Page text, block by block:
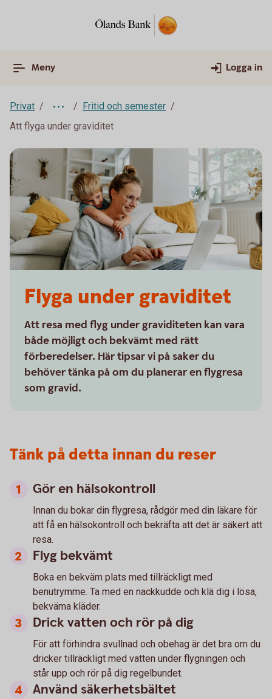
Meny Logga in
Privat
Fritid och semester
Att flyga under graviditet
Flyga under graviditet
Att resa med flyg under graviditeten kan vara
både möjligt och bekvämt med rätt
förberedelser. Här tipsar vi på saker du
behöver tänka på om du planerar en flygresa
som gravid.
Tänk på detta innan du reser
Gör en hälsokontroll
Innan du bokar din flygresa, rådgör med din läkare för
att få en hälsokontroll och bekräfta att det är säkert att
resa.
Flyg bekvämt
Boka en bekväm plats med tillräckligt med
benutrymme. Ta med en nackkudde och klä dig i lösa,
bekväma kläder.
Drick vatten och rör på dig
För att förhindra svullnad och obehag är det bra om du
dricker tillräckligt med vatten under flygningen och
står upp och rör på dig regelbundet.
Använd säkerhetsbältet